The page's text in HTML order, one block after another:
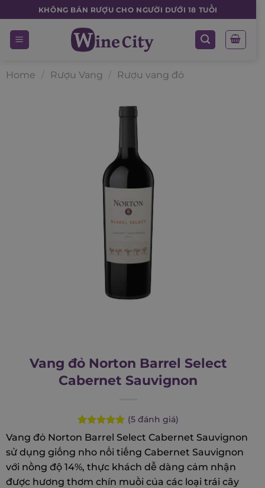
to
content
KHÔNG BÁN RƯỢU CHO NGƯỜI DƯỚI 18 TUỔI
Home / Rượu Vang / Rượu vang đỏ
Vang đỏ Norton Barrel Select
Cabernet Sauvignon
Rated5.00
out of 5
based on
5
customer
ratings
(5đánh giá)
Vang đỏ Norton Barrel Select Cabernet Sauvignon
sử dụng giống nho nổi tiếng Cabernet Sauvignon
với nồng độ 14%, thực khách dễ dàng cảm nhận
được hương thơm chín muồi của các loại trái cây